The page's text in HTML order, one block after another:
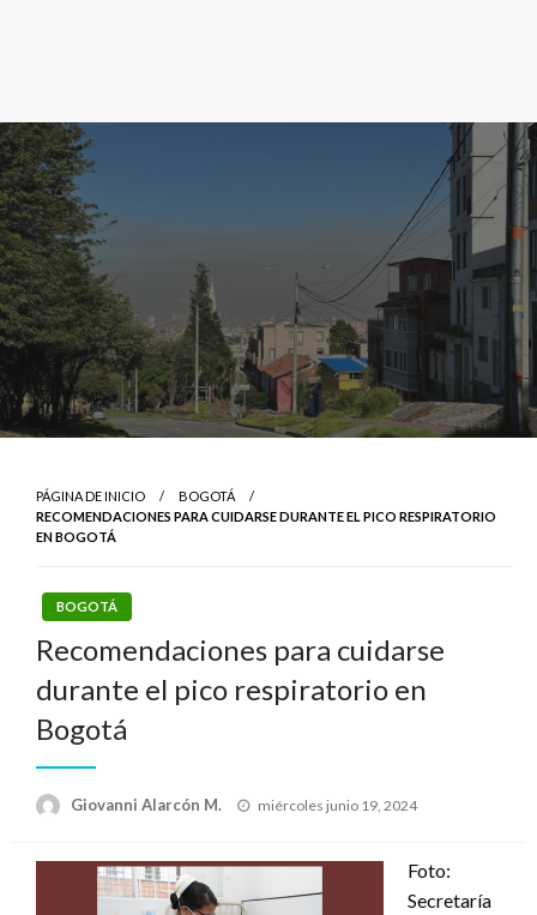
PÁGINA DE INICIO
BOGOTÁ
RECOMENDACIONES PARA CUIDARSE DURANTE EL PICO RESPIRATORIO
EN BOGOTÁ
BOGOTÁ
Recomendaciones para cuidarse
durante el pico respiratorio en
Bogotá
Giovanni Alarcón M.
Publicado
miércoles junio 19, 2024
Foto:
Secretaría